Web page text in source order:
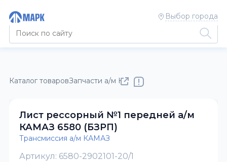
Выбор города
Каталог товаровЗапчасти а/м КАМАЗ
Лист рессорный №1 передней а/м
КАМАЗ 6580 (БЗРП)
Трансмиссия а/м КАМАЗ
Артикул: 6580-2902101-20/1